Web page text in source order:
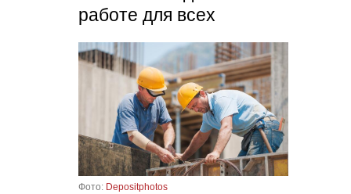
работе для всех
Фото: Depositphotos